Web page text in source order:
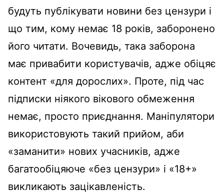
будуть публікувати новини без цензури і
що тим, кому немає 18 років, заборонено
його читати. Вочевидь, така заборона
має привабити користувачів, адже обіцяє
контент «для дорослих». Проте, під час
підписки ніякого вікового обмеження
немає, просто приєднання. Маніпулятори
використовують такий прийом, аби
«заманити» нових учасників, адже
багатообіцяюче «без цензури» і «18+»
викликають зацікавленість.